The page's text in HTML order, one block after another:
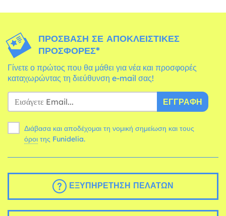
ΠΡΌΣΒΑΣΗ ΣΕ ΑΠΟΚΛΕΙΣΤΙΚΈΣ
ΠΡΟΣΦΟΡΈΣ*
Γίνετε ο πρώτος που θα μάθει για νέα και προσφορές
καταχωρώντας τη διεύθυνση e-mail σας!
ΕΓΓΡΑΦΉ
Διάβασα και αποδέχομαι τη νομική σημείωση και τους
όροι της Funidelia.
ΕΞΥΠΗΡΈΤΗΣΗ ΠΕΛΑΤΏΝ